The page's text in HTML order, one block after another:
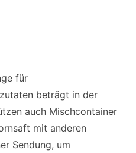
für
beträgt in der
auch Mischcontainer
mit anderen
Sendung, um